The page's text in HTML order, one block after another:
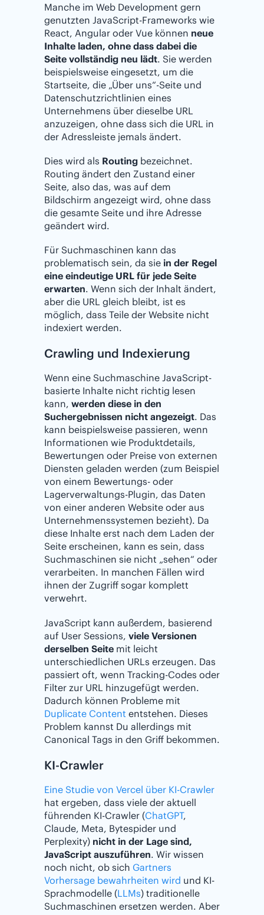
Manche im Web Development gern
genutzten JavaScript-Frameworks wie
React, Angular oder Vue können neue
Inhalte laden, ohne dass dabei die
Seite vollständig neu lädt. Sie werden
beispielsweise eingesetzt, um die
Startseite, die „Über uns“-Seite und
Datenschutzrichtlinien eines
Unternehmens über dieselbe URL
anzuzeigen, ohne dass sich die URL in
der Adressleiste jemals ändert.
Dies wird als Routing bezeichnet.
Routing ändert den Zustand einer
Seite, also das, was auf dem
Bildschirm angezeigt wird, ohne dass
die gesamte Seite und ihre Adresse
geändert wird.
Für Suchmaschinen kann das
problematisch sein, da sie in der Regel
eine eindeutige URL für jede Seite
erwarten. Wenn sich der Inhalt ändert,
aber die URL gleich bleibt, ist es
möglich, dass Teile der Website nicht
indexiert werden.
Crawling und Indexierung
Wenn eine Suchmaschine JavaScript-
basierte Inhalte nicht richtig lesen
kann, werden diese in den
Suchergebnissen nicht angezeigt. Das
kann beispielsweise passieren, wenn
Informationen wie Produktdetails,
Bewertungen oder Preise von externen
Diensten geladen werden (zum Beispiel
von einem Bewertungs- oder
Lagerverwaltungs-Plugin, das Daten
von einer anderen Website oder aus
Unternehmenssystemen bezieht). Da
diese Inhalte erst nach dem Laden der
Seite erscheinen, kann es sein, dass
Suchmaschinen sie nicht „sehen“ oder
verarbeiten. In manchen Fällen wird
ihnen der Zugriff sogar komplett
verwehrt.
JavaScript kann außerdem, basierend
auf User Sessions, viele Versionen
derselben Seite mit leicht
unterschiedlichen URLs erzeugen. Das
passiert oft, wenn Tracking-Codes oder
Filter zur URL hinzugefügt werden.
Dadurch können Probleme mit
Duplicate Content entstehen. Dieses
Problem kannst Du allerdings mit
Canonical Tags in den Griff bekommen.
KI-Crawler
Eine Studie von Vercel über KI-Crawler
hat ergeben, dass viele der aktuell
führenden KI-Crawler (ChatGPT,
Claude, Meta, Bytespider und
Perplexity) nicht in der Lage sind,
JavaScript auszuführen. Wir wissen
noch nicht, ob sich Gartners
Vorhersage bewahrheiten wird und KI-
Sprachmodelle (LLMs) traditionelle
Suchmaschinen ersetzen werden. Aber